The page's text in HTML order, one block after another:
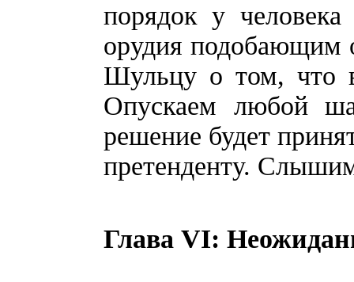
порядок у
орудия подобающим
Шульцу о том, что
Опускаем любой
решение будет
претенденту.
Глава VI: